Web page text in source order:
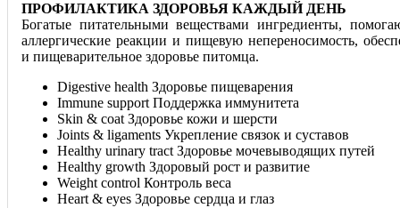
ПРОФИЛАКТИКА ЗДОРОВЬЯ КАЖДЫЙ ДЕНЬ
Богатые питательными веществами ингредиенты,
аллергические реакции и пищевую непереносимость,
и пищеварительное здоровье питомца.
Digestive health Здоровье пищеварения
Immune support Поддержка иммунитета
Skin & coat Здоровье кожи и шерсти
Joints & ligaments Укрепление связок и суставов
Healthy urinary tract Здоровье мочевыводящих путей
Healthy growth Здоровый рост и развитие
Weight control Контроль веса
Heart & eyes Здоровье сердца и глаз